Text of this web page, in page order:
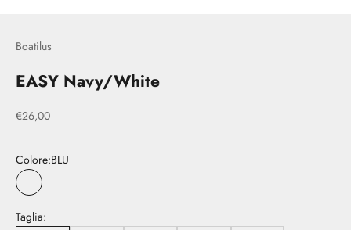
Boatilus
EASY Navy/White
Prezzo scontato
€26,00
Colore:BLU
BLU
Taglia: